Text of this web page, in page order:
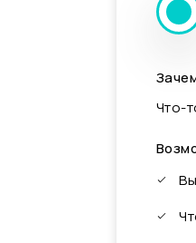
Что-